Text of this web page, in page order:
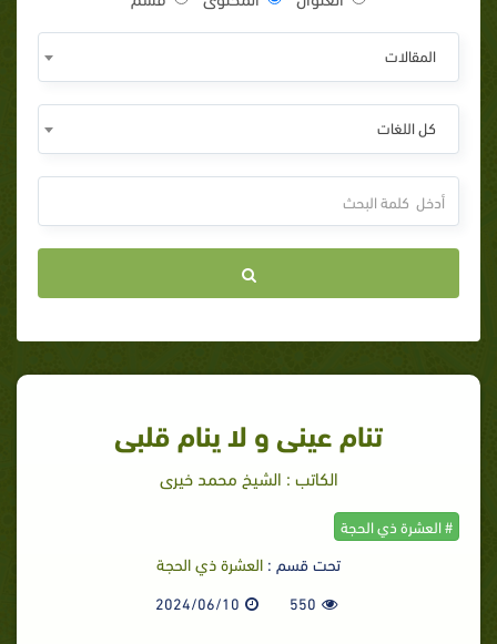
المقالات
كل اللغات
تنام عينى و لا ينام قلبى
الكاتب : الشيخ محمد خيرى
# العشرة ذي الحجة
تحت قسم : العشرة ذي الحجة
550
2024/06/10